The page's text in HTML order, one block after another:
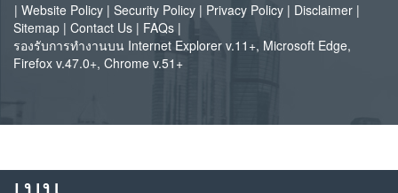
| Website Policy | Security Policy | Privacy Policy | Disclaimer |
Sitemap | Contact Us | FAQs |
รองรับการทำงานบน Internet Explorer v.11+, Microsoft Edge,
Firefox v.47.0+, Chrome v.51+